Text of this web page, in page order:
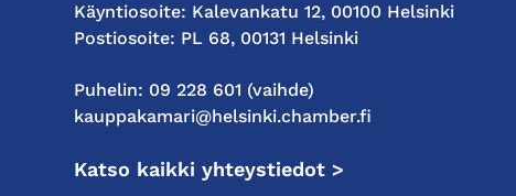
Käyntiosoite: Kalevankatu 12, 00100 Helsinki
Postiosoite: PL 68, 00131 Helsinki
Puhelin: 09 228 601 (vaihde)
kauppakamari@helsinki.chamber.fi
Katso kaikki yhteystiedot >